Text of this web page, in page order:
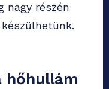
nagy részén
hőhullám